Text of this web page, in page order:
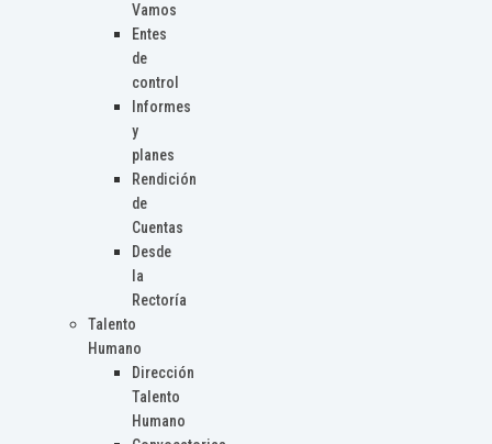
Vamos
Entes
de
control
Informes
y
planes
Rendición
de
Cuentas
Desde
la
Rectoría
Talento
Humano
Dirección
Talento
Humano